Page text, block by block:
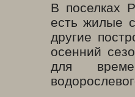
В поселках
есть жилые
другие
осенний
для